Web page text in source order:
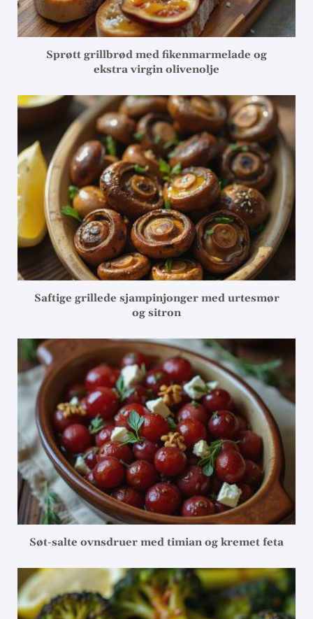
Sprøtt grillbrød med fikenmarmelade og
ekstra virgin olivenolje
Saftige grillede sjampinjonger med urtesmør
og sitron
Søt-salte ovnsdruer med timian og kremet feta